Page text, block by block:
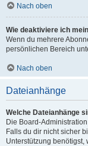
Nach oben
Wie deaktiviere ich
Wenn du mehrere
persönlichen Bereich
Nach oben
Dateianhänge
Welche Dateianhänge
Die Board-
Falls du dir nicht sicher
Unterstützung